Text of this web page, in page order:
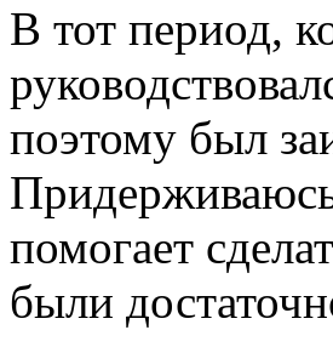
В тот период,
поэтому был
помогает
были